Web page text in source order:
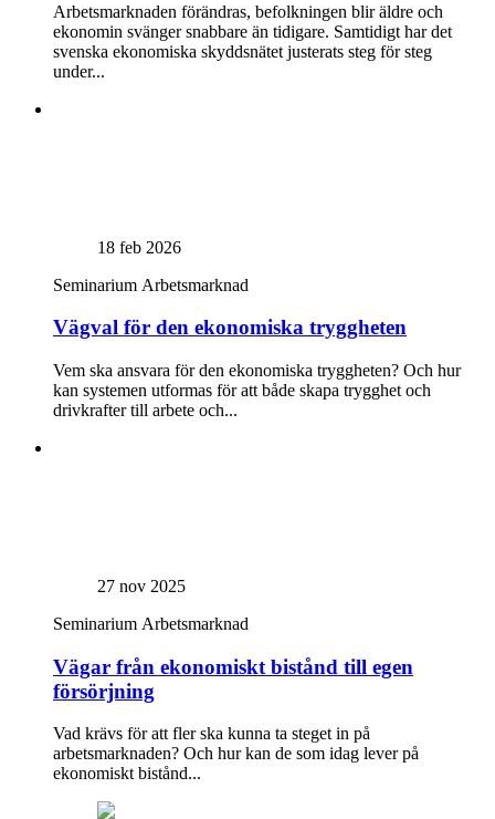
Arbetsmarknaden förändras, befolkningen blir äldre och
ekonomin svänger snabbare än tidigare. Samtidigt har det
svenska ekonomiska skyddsnätet justerats steg för steg
under...
18 feb 2026
Seminarium Arbetsmarknad
Vägval för den ekonomiska tryggheten
Vem ska ansvara för den ekonomiska tryggheten? Och hur
kan systemen utformas för att både skapa trygghet och
drivkrafter till arbete och...
27 nov 2025
Seminarium Arbetsmarknad
Vägar från ekonomiskt bistånd till egen
försörjning
Vad krävs för att fler ska kunna ta steget in på
arbetsmarknaden? Och hur kan de som idag lever på
ekonomiskt bistånd...